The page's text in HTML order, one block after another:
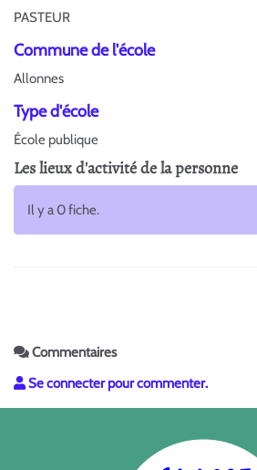
PASTEUR
Commune de l'école
Allonnes
Type d'école
École publique
Les lieux d'activité de la personne
Il y a 0 fiche.
Commentaires
Se connecter pour commenter.